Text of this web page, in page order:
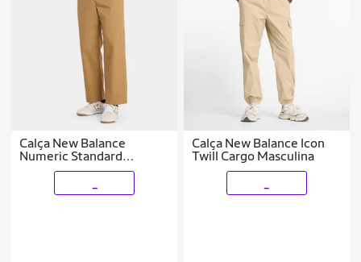
Calça New Balance
Numeric Standard
Masculina
Calça New Balance Icon
Twill Cargo Masculina